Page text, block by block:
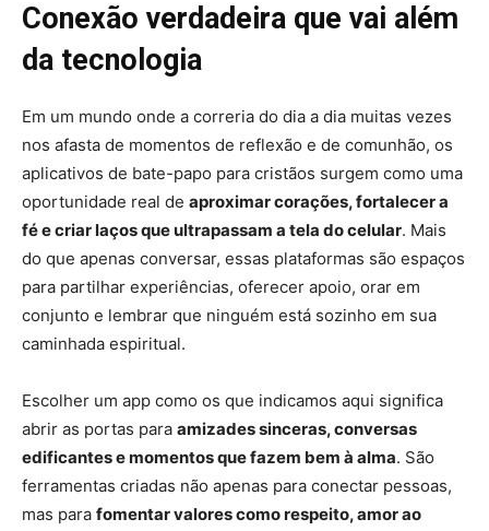
Conexão verdadeira que vai além
da tecnologia
Em um mundo onde a correria do dia a dia muitas vezes
nos afasta de momentos de reflexão e de comunhão, os
aplicativos de bate-papo para cristãos surgem como uma
oportunidade real de aproximar corações, fortalecer a
fé e criar laços que ultrapassam a tela do celular. Mais
do que apenas conversar, essas plataformas são espaços
para partilhar experiências, oferecer apoio, orar em
conjunto e lembrar que ninguém está sozinho em sua
caminhada espiritual.
Escolher um app como os que indicamos aqui significa
abrir as portas para amizades sinceras, conversas
edificantes e momentos que fazem bem à alma. São
ferramentas criadas não apenas para conectar pessoas,
mas para fomentar valores como respeito, amor ao